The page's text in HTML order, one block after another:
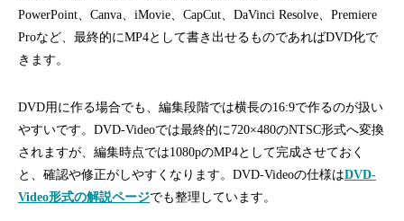
PowerPoint、Canva、iMovie、CapCut、DaVinci Resolve、Premiere
Proなど、最終的にMP4として書き出せるものであればDVD化で
きます。
DVD用に作る場合でも、編集段階では横長の16:9で作るのが扱い
やすいです。DVD-Videoでは最終的に720×480のNTSC形式へ変換
されますが、編集時点では1080pのMP4として完成させておく
と、確認や修正がしやすくなります。DVD-Videoの仕様はDVD-
Video形式の解説ページでも整理しています。